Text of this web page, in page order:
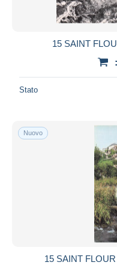
15 SAINT
Stato
Nuovo
15 SAINT